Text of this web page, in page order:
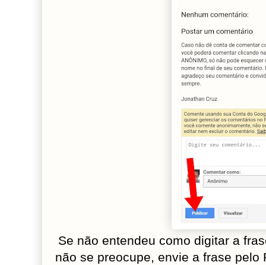
Se não entendeu como digitar a
não se preocupe, envie a frase pelo